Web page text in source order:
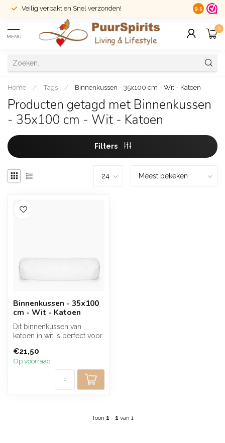
Veilig verpakt en Snel verzonden! 14 dagen
9.5
MENU
0
Home / Tags / Binnenkussen - 35x100 cm - Wit - Katoen
Producten getagd met Binnenkussen
- 35x100 cm - Wit - Katoen
Filters
Binnenkussen - 35x100
cm - Wit - Katoen
Dit binnenkussen van
katoen in wit is perfect voor
biedt c...
€21,50
Op voorraad
Toon 1 - 1 van 1